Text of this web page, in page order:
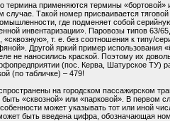
применяются термины «бортовой»
Такой номер присваивается
где подменяет собой
инвентаризации». Паровозы типов 63/
т. е. без соотношения к типу/
Другой яркий пример
не наносились краской. Поэтому их
(пос. Керва, Шатурское
(по табличке) – 479!
на городском пассажирском
«сквозной» или «парковой». В первом
может указывать тот или иной
быть введена цифра, обозначающая